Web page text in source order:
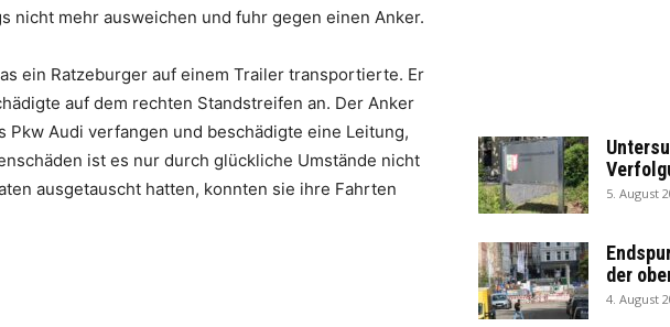
nicht mehr ausweichen und fuhr gegen einen Anker.
ein Ratzeburger auf einem Trailer transportierte. Er
auf dem rechten Standstreifen an. Der Anker
Audi verfangen und beschädigte eine Leitung,
ist es nur durch glückliche Umstände nicht
ausgetauscht hatten, konnten sie ihre Fahrten
5. August
der
4. August